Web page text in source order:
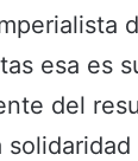
esa es
del